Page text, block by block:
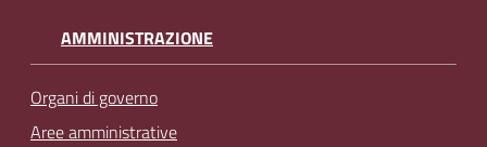
AMMINISTRAZIONE
Organi di governo
Aree amministrative